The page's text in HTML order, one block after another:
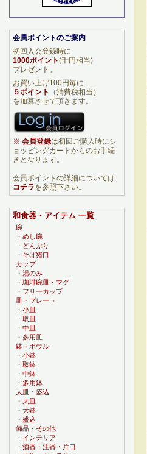
会員ポイントのご案内
初回入会登録時に
1000ポイント(千円相当)
プレゼント。
お買い上げ100円毎に
５ポイント
（消費税相当）
を加算させて頂きます。
※ 会員登録は初回ご購入時にシ
ョッピングカートからのお手続
きとなります。
会員ポイントの詳細については
コチラを参照下さい。
和食器・アイテム 一覧
碗
・ めし碗
・ どんぶり
・ そば猪口
カップ
・ 湯のみ
・ 珈琲碗皿・マグ
・ フリーカップ
皿・プレート
・ 小皿
・ 取皿
・ 中皿
・ 多用皿
鉢・ボウル
・ 小鉢
・ 取鉢
・ 中鉢
・ 多用鉢
大皿・盛込
・ 大皿
・ 大鉢
・ 盛込
備品・その他
・ インテリア
・ 酒器・注器・片口